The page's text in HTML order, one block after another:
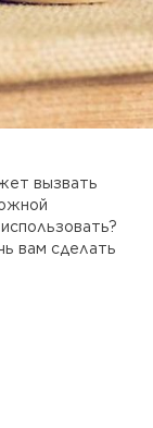
вызвать
вам сделать